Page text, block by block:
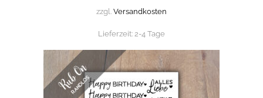
zzgl. Versandkosten
Lieferzeit: 2-4 Tage